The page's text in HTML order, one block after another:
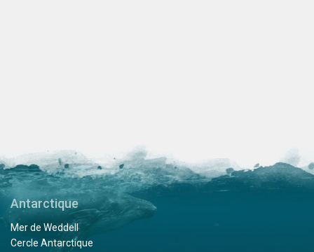
Antarctique
Mer de Weddell
Cercle Antarctique